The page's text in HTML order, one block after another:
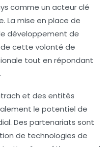
comme un acteur clé
La mise en place de
développement de
cette volonté de
tout en répondant
et des entités
le potentiel de
Des partenariats sont
de technologies de